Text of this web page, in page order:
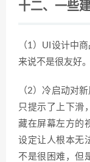
十二、一些
（1）UI设计中
来说不是很友好。
（2）冷启动对
只提示了上下滑
藏在屏幕左方的
设定让人根本无
不是很困难，但